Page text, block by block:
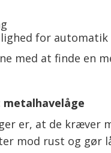
for automatik
med at finde en
er, at de kræver
mod rust og gør